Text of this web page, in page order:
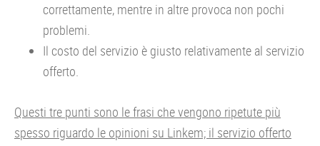
correttamente, mentre in altre provoca non pochi
problemi.
Il costo del servizio è giusto relativamente al servizio
offerto.
Questi tre punti sono le frasi che vengono ripetute più
spesso riguardo le opinioni su Linkem; il servizio offerto